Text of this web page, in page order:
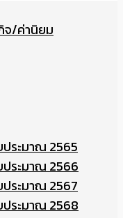
จ/ค่านิยม
ระมาณ 2565
ระมาณ 2566
ระมาณ 2567
ระมาณ 2568